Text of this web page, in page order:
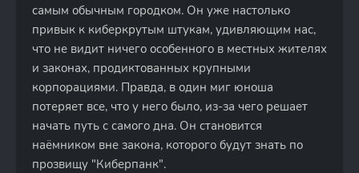
самым обычным городком. Он уже настолько
привык к киберкрутым штукам, удивляющим нас,
что не видит ничего особенного в местных жителях
и законах, продиктованных крупными
корпорациями. Правда, в один миг юноша
потеряет все, что у него было, из-за чего решает
начать путь с самого дна. Он становится
наёмником вне закона, которого будут знать по
прозвищу "Киберпанк".